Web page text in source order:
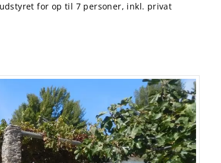
for op til 7 personer, inkl. privat